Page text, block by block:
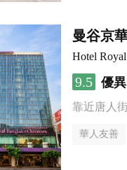
曼谷京
Hotel
9.5 優
靠近唐人
華人友善